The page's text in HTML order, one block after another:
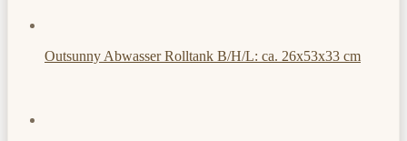
Outsunny Abwasser Rolltank B/H/L: ca. 26x53x33 cm